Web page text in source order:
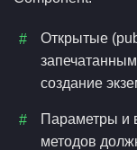
Открытые
создание
Параметры и
методов